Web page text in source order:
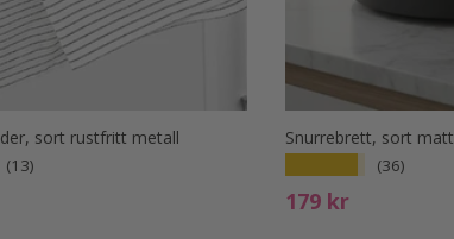
sort rustfritt metall
(13)
Snurrebrett, sort matt
(36)
Ord. pris
179 kr